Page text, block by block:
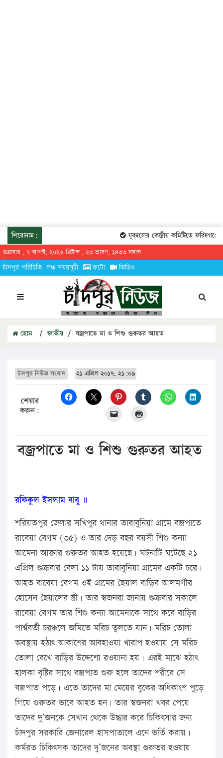
শিরোনাম: যুবদলের কেন্দ্রীয় কমিটিতে ফরিদগঞ্জের
শুক্রবার , ৭ আগস্ট, ২০২৬ খ্রিষ্টাব্দ , ২৩ শ্রাবণ, ১৪৩৩ বঙ্গাব্দ
চাঁদপুর পরিচিতি লঞ্চ সময়সূচী ফটো ভিডিও
হোম / জাতীয় / বজ্রপাতে মা ও শিশু গুরুতর আহত
চাঁদপুর নিউজ সংবাদ ২১ এপ্রিল ২০১৭, ২১:০৯
শেয়ার
করুন:
বজ্রপাতে মা ও শিশু গুরুতর আহত
রফিকুল ইসলাম বাবু ॥
শরিয়তপুর জেলার সখিপুর থানার তারাবুনিয়া গ্রামে বজ্রপাতে
রাবেয়া বেগম (৩৫) ও তার দেড় বছর বয়সী শিশু কন্যা
আমেনা আক্তার গুরুতর আহত হয়েছে। ঘটনাটি ঘটেছে ২১
এপ্রিল শুক্রবার বেলা ১১ টায় তারাবুনিয়া গ্রামের একটি চরে।
আহত রাবেয়া বেগম ওই গ্রামের ছৈয়াল বাড়ির আলমগীর
হোসেন ছৈয়ালের স্ত্রী। তার স্বজনরা জানায় শুক্রবার সকালে
রাবেয়া বেগম তার শিশু কন্যা আমেনাকে সাথে করে বাড়ির
পার্শ্ববর্তী চরঞ্চলে জমিতে মরিচ তুলতে যান। মরিচ তোলা
অবস্থায় হঠাৎ আকাশের আবহাওয়া খারাপ হওয়ায় সে মরিচ
তোলা রেখে বাড়ির উদ্দেশ্যে রওয়ানা হয়। এরই মাঝে হঠাৎ
হালকা বৃষ্টির সাথে বজ্রপাত শুরু হলে তাদের শরীরে সে
বজ্রপাত পড়ে। এতে তাদের মা মেয়ের বুকের অধিকাংশ পুড়ে
গিয়ে গুরুতর ভাবে আহত হন। তার স্বজনরা খবর পেয়ে
তাদের দু’জনকে সেখান থেকে উদ্ধার করে চিকিৎসার জন্য
চাঁদপুর সরকারি জেনারেল হাসপাতালে এনে ভর্তি করায়।
কর্মরত চিকিৎসক তাদের দু’জনের অবস্থা গুরুতর হওয়ায়